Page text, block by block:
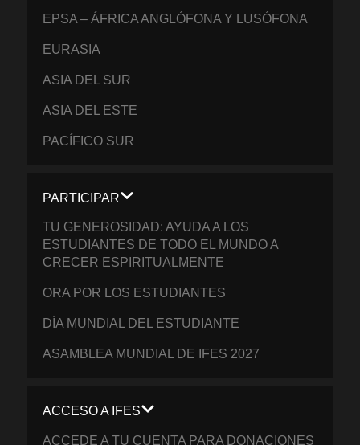
EPSA – ÁFRICA ANGLÓFONA Y LUSÓFONA
EURASIA
ASIA DEL SUR
ASIA DEL ESTE
PACÍFICO SUR
PARTICIPAR
TU GENEROSIDAD: AYUDA A LOS
ESTUDIANTES DE TODO EL MUNDO A
CRECER ESPIRITUALMENTE
ORA POR LOS ESTUDIANTES
DÍA MUNDIAL DEL ESTUDIANTE
ASAMBLEA MUNDIAL DE IFES 2027
ACCESO A IFES
ACCEDE A TU CUENTA PARA DONACIONES